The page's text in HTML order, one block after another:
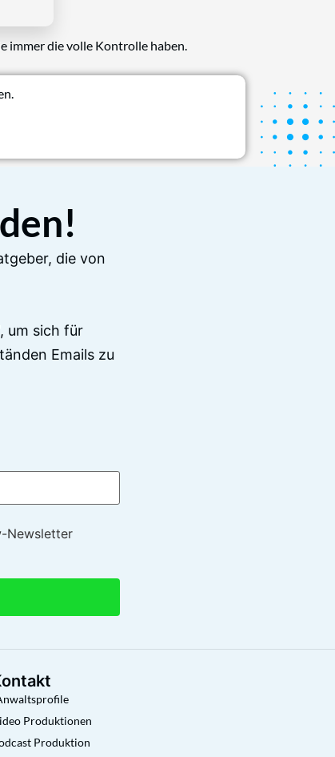
immer die volle Kontrolle haben.
die von
um sich für
Emails zu
Newsletter
Produktionen
Produktion